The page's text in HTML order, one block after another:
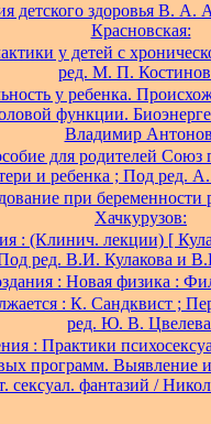
детского здоровья В.
Красновская:
у детей с
ред. М. П.
у ребенка.
функции.
Владимир
для родителей
и ребенка ; Под ред.
при
Хачкурузов:
: (Клинич. лекции) [
ред. В.И. Кулакова и
: Новая физика :
: К. Сандквист ;
ред. Ю. В.
: Практики
программ. Выявление
сексуал. фантазий /